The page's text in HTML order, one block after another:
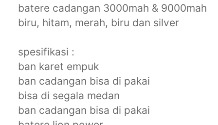
batere cadangan 3000mah & 9000mah
biru, hitam, merah, biru dan silver
spesifikasi :
ban karet empuk
ban cadangan bisa di pakai
bisa di segala medan
ban cadangan bisa di pakai